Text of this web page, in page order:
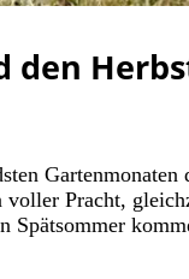
den
Pracht,
Spätsommer